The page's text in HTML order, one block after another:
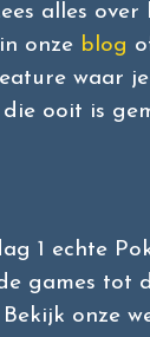
alles over
onze blog
waar
ooit is
1 echte
games tot
onze